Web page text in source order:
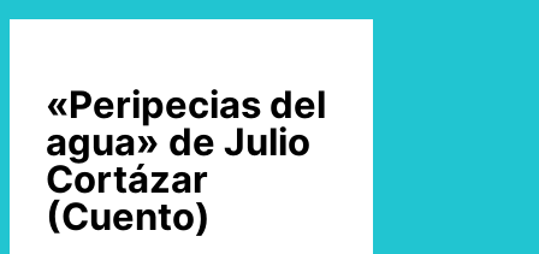
«Peripecias del
agua» de Julio
Cortázar
(Cuento)